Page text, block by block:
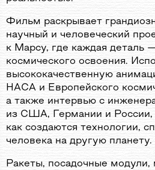
Фильм раскрывает
научный и человеческий
к Марсу, где каждая деталь
космического освоения.
высококачественную
НАСА и Европейского
а также интервью с
из США, Германии и России,
как создаются технологии,
человека на другую планету.
Ракеты, посадочные